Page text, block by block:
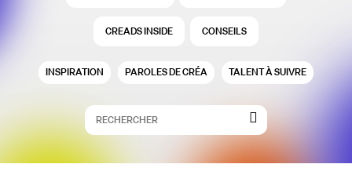
CREADS INSIDE CONSEILS
INSPIRATION PAROLES DE CRÉA TALENT À SUIVRE